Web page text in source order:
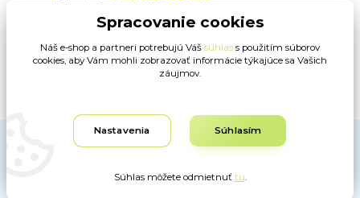
(Po-Pia, 8:30-16:30 hod.)
info@oblecsalacno.sk
Obrázky sú ilustračné. Dodávateľ si vyhradzuje právo na typografické
Eshop-rychlo.sk
Spracovanie cookies
Náš e-shop a partneri potrebujú Váš súhlas s použitím súborov
cookies, aby Vám mohli zobrazovať informácie týkajúce sa Vašich
záujmov.
Nastavenia Súhlasím
Súhlas môžete odmietnuť tu.